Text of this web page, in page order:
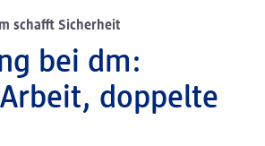
schafft Sicherheit
bei dm:
doppelte